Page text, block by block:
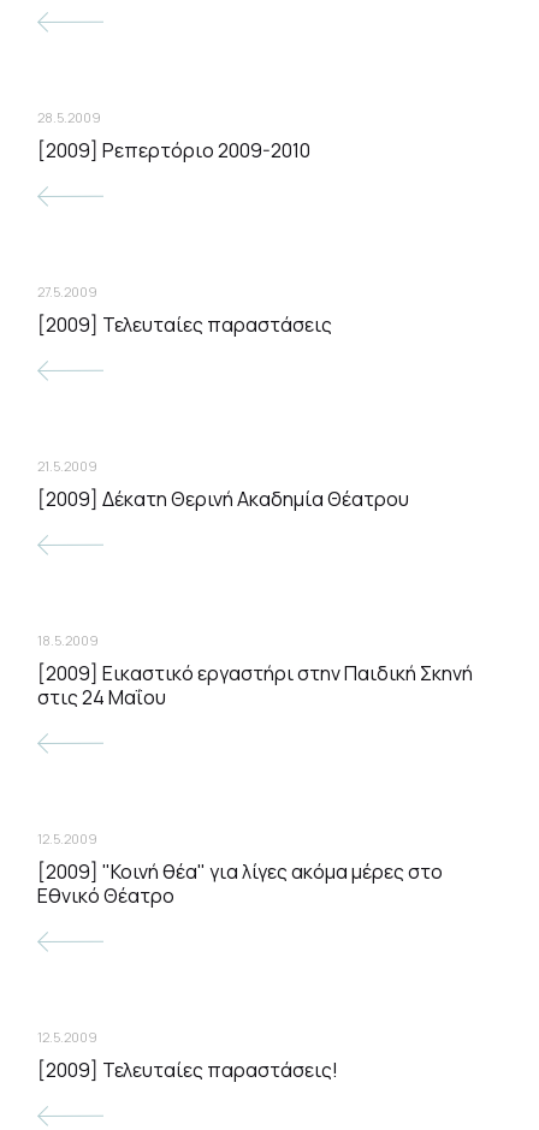
28.5.2009
[2009] Ρεπερτόριο 2009-2010
27.5.2009
[2009] Τελευταίες παραστάσεις
21.5.2009
[2009] Δέκατη Θερινή Ακαδημία Θέατρου
18.5.2009
[2009] Εικαστικό εργαστήρι στην Παιδική Σκηνή
στις 24 Μαΐου
12.5.2009
[2009] "Κοινή θέα" για λίγες ακόμα μέρες στο
Εθνικό Θέατρο
12.5.2009
[2009] Τελευταίες παραστάσεις!